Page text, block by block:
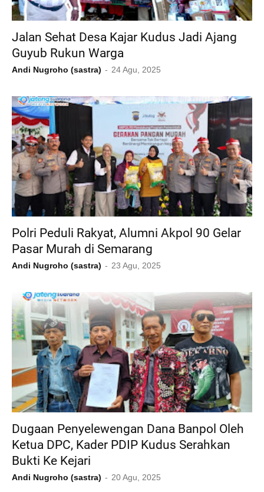
Jalan Sehat Desa Kajar Kudus Jadi Ajang
Guyub Rukun Warga
Andi Nugroho (sastra) 24 Agu, 2025
Polri Peduli Rakyat, Alumni Akpol 90 Gelar
Pasar Murah di Semarang
Andi Nugroho (sastra) 23 Agu, 2025
Dugaan Penyelewengan Dana Banpol Oleh
Ketua DPC, Kader PDIP Kudus Serahkan
Bukti Ke Kejari
Andi Nugroho (sastra) 20 Agu, 2025